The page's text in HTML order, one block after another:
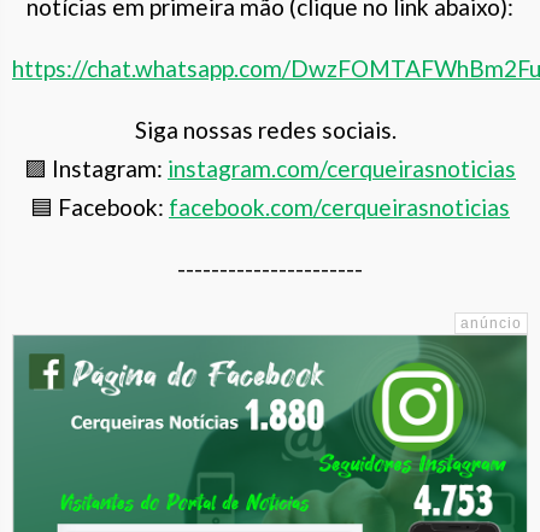
notícias em primeira mão (clique no link abaixo):
https://chat.whatsapp.com/
Siga nossas redes sociais.
🟪 Instagram: instagram.com/cerqueirasnoticias
🟦 Facebook: facebook.com/cerqueirasnoticias
----------------------